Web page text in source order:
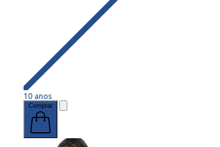
10 anos
Comprar